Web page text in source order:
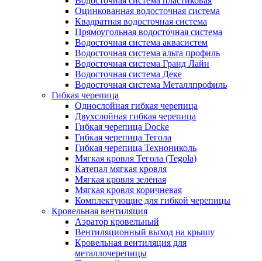
Оцинкованная водосточная система
Квадратная водосточная система
Прямоугольная водосточная система
Водосточная система аквасистем
Водосточная система альта профиль
Водосточная система Гранд Лайн
Водосточная система Деке
Водосточная система Металлпрофиль
Гибкая черепица
Однослойная гибкая черепица
Двухслойная гибкая черепица
Гибкая черепица Docke
Гибкая черепица Тегола
Гибкая черепица Технониколь
Мягкая кровля Тегола (Tegola)
Катепал мягкая кровля
Мягкая кровля зелёная
Мягкая кровля коричневая
Комплектующие для гибкой черепицы
Кровельная вентиляция
Аэратор кровельный
Вентиляционный выход на крышу
Кровельная вентиляция для
металлочерепицы